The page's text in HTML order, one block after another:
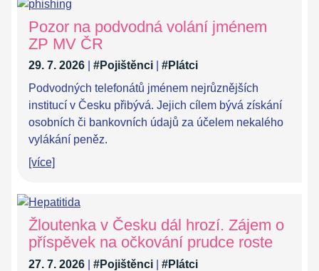
Pozor na podvodná volání jménem
ZP MV ČR
29. 7. 2026 #Pojištěnci
#Plátci
Podvodných telefonátů jménem nejrůznějších
institucí v Česku přibývá. Jejich cílem bývá získání
osobních či bankovních údajů za účelem nekalého
vylákání peněz.
[více]
Žloutenka v Česku dál hrozí. Zájem o
příspěvek na očkování prudce roste
27. 7. 2026 #Pojištěnci
#Plátci